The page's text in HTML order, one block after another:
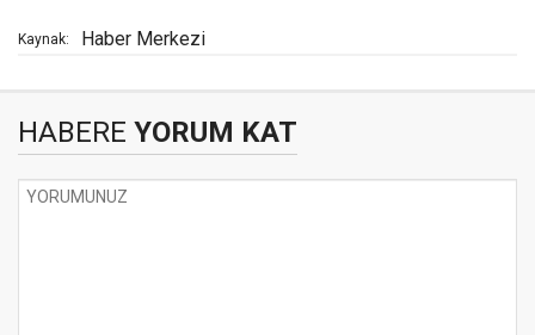
Kaynak: Haber Merkezi
HABERE YORUM KAT